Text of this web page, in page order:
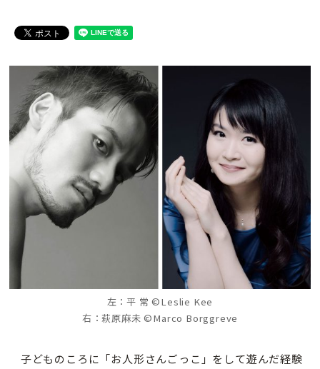
左：平 常 ©Leslie Kee
右：萩原麻未 ©Marco Borggreve
子どものころに「お人形さんごっこ」をして遊んだ経験